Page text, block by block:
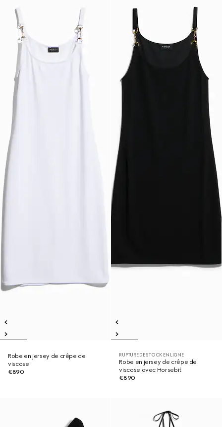
Robe en jersey de crêpe de
viscose
€890
RUPTURE DE STOCK EN LIGNE
Robe en jersey de crêpe de
viscose avec Horsebit
€890